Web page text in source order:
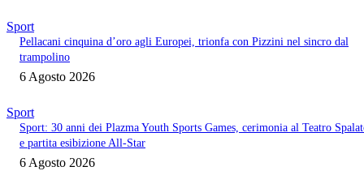
Sport
Pellacani cinquina d’oro agli Europei, trionfa con Pizzini nel sincro dal
trampolino
6 Agosto 2026
Sport
Sport: 30 anni dei Plazma Youth Sports Games, cerimonia al Teatro
e partita esibizione All-Star
6 Agosto 2026